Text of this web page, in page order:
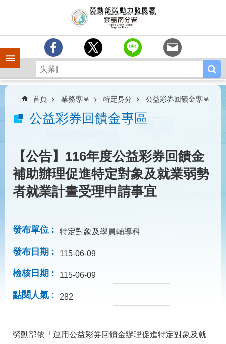
手機側欄
中
分
簡
業
務
相
關
連
見
答
為
民
服
務
網
站
回
首
首頁 業務專區 特定身分 公益彩券回饋金專區
公益彩券回饋金專區
【公告】116年度公益彩券回饋金
補助辦理促進特定對象及就業弱勢
者就業計畫受理申請事宜
發布單位 特定對象及學員輔導科
發布日期 115-06-09
檢核日期 115-06-09
點閱人氣 282
勞動部依「運用公益彩券回饋金辦理促進特定對象及就